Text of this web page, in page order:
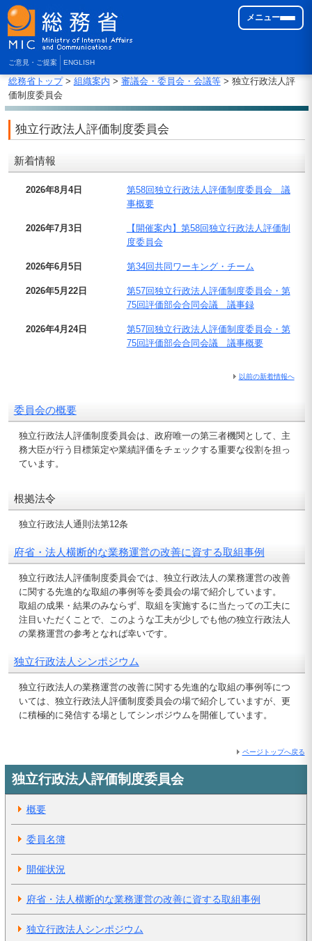
ご意見・ご提案 ENGLISH
メニュー
総務省トップ> 組織案内 > 審議会・委員会・会議等> 独立行政法人評
価制度委員会
独立行政法人評価制度委員会
新着情報
2026年8月4日
第58回独立行政法人評価制度委員会 議
事概要
2026年7月3日
【開催案内】第58回独立行政法人評価制
度委員会
2026年6月5日 第34回共同ワーキング・チーム
2026年5月22日
第57回独立行政法人評価制度委員会・第
75回評価部会合同会議 議事録
2026年4月24日
第57回独立行政法人評価制度委員会・第
75回評価部会合同会議 議事概要
以前の新着情報へ
委員会の概要
独立行政法人評価制度委員会は、政府唯一の第三者機関として、主
務大臣が行う目標策定や業績評価をチェックする重要な役割を担っ
ています。
根拠法令
独立行政法人通則法第12条
府省・法人横断的な業務運営の改善に資する取組事例
独立行政法人評価制度委員会では、独立行政法人の業務運営の改善
に関する先進的な取組の事例等を委員会の場で紹介しています。
取組の成果・結果のみならず、取組を実施するに当たっての工夫に
注目いただくことで、このような工夫が少しでも他の独立行政法人
の業務運営の参考となれば幸いです。
独立行政法人シンポジウム
独立行政法人の業務運営の改善に関する先進的な取組の事例等につ
いては、独立行政法人評価制度委員会の場で紹介していますが、更
に積極的に発信する場としてシンポジウムを開催しています。
ページトップへ戻る
独立行政法人評価制度委員会
概要
委員名簿
開催状況
府省・法人横断的な業務運営の改善に資する取組事例
独立行政法人シンポジウム